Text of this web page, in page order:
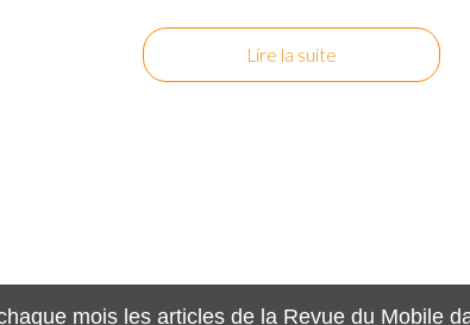
Lire la suite
mois les articles de la Revue du Mobile